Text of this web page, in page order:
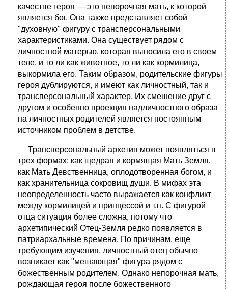
качестве героя — это непорочная мать, к которой
является бог. Она также представляет собой
"духовную" фигуру с трансперсональными
характеристиками. Она существует рядом с
личностной матерью, которая выносила его в своем
теле, и то ли как животное, то ли как кормилица,
выкормила его. Таким образом, родительские фигуры
героя дублируются, и имеют как личностный, так и
трансперсональный характер. Их смешение друг с
другом и особенно проекция надличностного образа
на личностных родителей является постоянным
источником проблем в детстве.
Трансперсональный архетип может появляться в
трех формах: как щедрая и кормящая Мать Земля,
как Мать Девственница, оплодотворенная богом, и
как хранительница сокровищ души. В мифах эта
неопределенность часто выражается как конфликт
между кормилицей и принцессой и т.п. С фигурой
отца ситуация более сложна, потому что
архетипический Отец-Земля редко появляется в
патриархальные времена. По причинам, еще
требующим изучения, личностный отец обычно
возникает как "мешающая" фигура рядом с
божественным родителем. Однако непорочная мать,
рождающая героя после божественного